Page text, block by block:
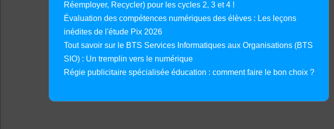
Réemployer, Recycler) pour les cycles 2, 3 et 4 !
Évaluation des compétences numériques des élèves : Les leçons
inédites de l'étude Pix 2026
Tout savoir sur le BTS Services Informatiques aux Organisations (BTS
SIO) : Un tremplin vers le numérique
Régie publicitaire spécialisée éducation : comment faire le bon choix ?